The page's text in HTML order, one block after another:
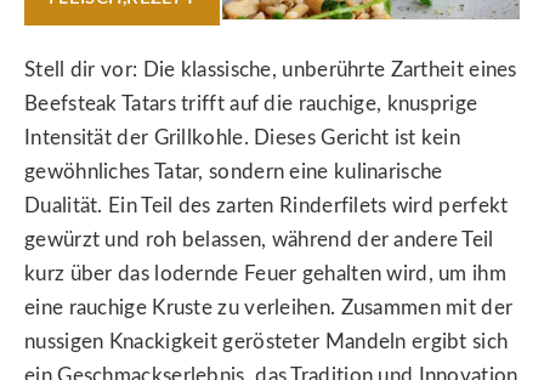
Stell dir vor: Die klassische, unberührte Zartheit eines
Beefsteak Tatars trifft auf die rauchige, knusprige
Intensität der Grillkohle. Dieses Gericht ist kein
gewöhnliches Tatar, sondern eine kulinarische
Dualität. Ein Teil des zarten Rinderfilets wird perfekt
gewürzt und roh belassen, während der andere Teil
kurz über das lodernde Feuer gehalten wird, um ihm
eine rauchige Kruste zu verleihen. Zusammen mit der
nussigen Knackigkeit gerösteter Mandeln ergibt sich
ein Geschmackserlebnis, das Tradition und Innovation